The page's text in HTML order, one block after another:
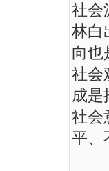
社会
林白
向也
社会
成是
社会
平、